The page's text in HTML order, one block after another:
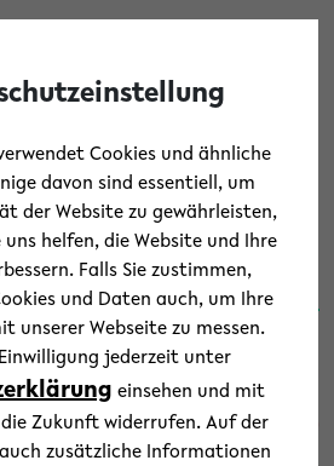
Cookies und ähnliche
davon sind essentiell, um
der Website zu gewährleisten,
helfen, die Website und Ihre
Falls Sie zustimmen,
und Daten auch, um Ihre
unserer Webseite zu messen.
jederzeit unter
einsehen und mit
Zukunft widerrufen. Auf der
zusätzliche Informationen